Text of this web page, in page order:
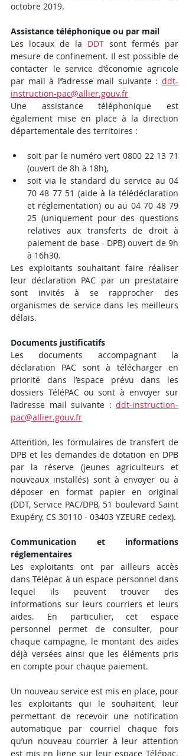
octobre 2019.
Assistance téléphonique ou par mail
Les locaux de la DDT sont fermés par
mesure de confinement. Il est possible de
contacter le service d’économie agricole
par mail à l’’adresse mail suivante : ddt-
instruction-pac@allier.gouv.fr
Une assistance téléphonique est
également mise en place à la direction
départementale des territoires :
soit par le numéro vert 0800 22 13 71
(ouvert de 8h à 18h),
soit via le standard du service au 04
70 48 77 51 (aide à la télédéclaration
et réglementation) ou au 04 70 48 79
25 (uniquement pour des questions
relatives aux transferts de droit à
paiement de base - DPB) ouvert de 9h
à 16h30.
Les exploitants souhaitant faire réaliser
leur déclaration PAC par un prestataire
sont invités à se rapprocher des
organismes de service dans les meilleurs
délais.
Documents justificatifs
Les documents accompagnant la
déclaration PAC sont à télécharger en
priorité dans l’espace prévu dans les
dossiers TéléPAC ou sont à envoyer sur
l’adresse mail suivante : ddt-instruction-
pac@allier.gouv.fr
Attention, les formulaires de transfert de
DPB et les demandes de dotation en DPB
par la réserve (jeunes agriculteurs et
nouveaux installés) sont à envoyer ou à
déposer en format papier en original
(DDT, Service PAC/DPB, 51 boulevard Saint
Exupéry, CS 30110 - 03403 YZEURE cedex).
Communication et informations
réglementaires
Les exploitants ont par ailleurs accès
dans Télépac à un espace personnel dans
lequel ils peuvent trouver des
informations sur leurs courriers et leurs
aides. En particulier, cet espace
personnel permet de consulter, pour
chaque campagne, le montant des aides
déjà versées ainsi que les éléments pris
en compte pour chaque paiement.
Un nouveau service est mis en place, pour
les exploitants qui le souhaitent, leur
permettant de recevoir une notification
automatique par courriel chaque fois
qu’un nouveau courrier à leur attention
est mis en ligne sur leur espace Télépac.